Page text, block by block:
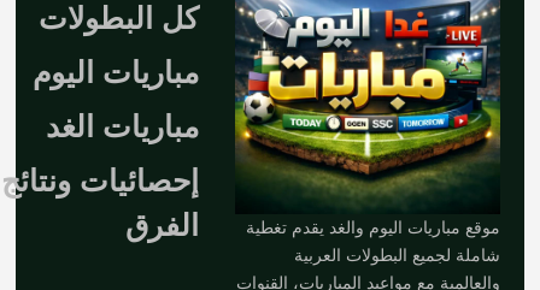
موقع مباريات اليوم والغد يقدم تغطية
شاملة لجميع البطولات العربية
والعالمية مع مواعيد المباريات، القنوات
كل البطولات
مباريات اليوم
مباريات الغد
إحصائيات ونتائج
الفرق